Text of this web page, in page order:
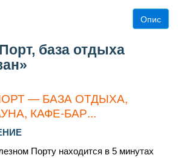
Опис
база отдыха
— БАЗА ОТДЫХА,
КАФЕ-БАР...
Порту находится в 5 минутах